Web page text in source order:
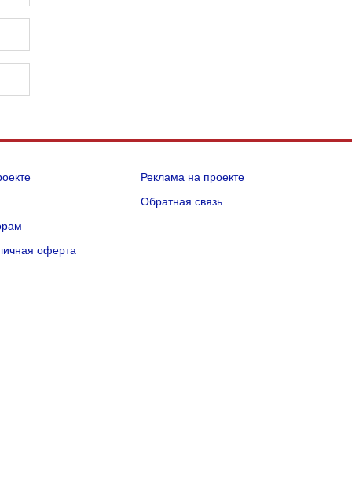
оферта
Реклама на проекте
Обратная связь